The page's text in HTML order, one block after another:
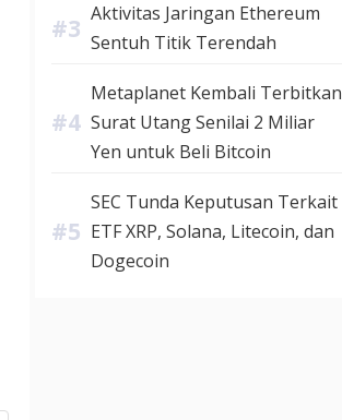
Aktivitas Jaringan Ethereum
Sentuh Titik Terendah
Metaplanet Kembali Terbitkan
Surat Utang Senilai 2 Miliar
Yen untuk Beli Bitcoin
SEC Tunda Keputusan Terkait
ETF XRP, Solana, Litecoin, dan
Dogecoin